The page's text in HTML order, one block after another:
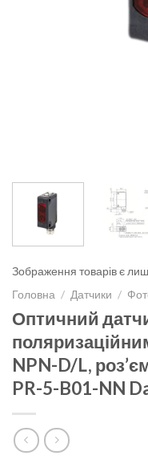
Зображення товарів є
Головна / Датчики /
Оптичний
NPN-D/L,
PR-5-B01-NN